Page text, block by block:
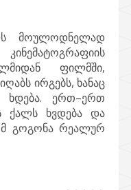
მოულოდნელად
ფილმში,
ირგებს, ხანაც
ხდება. ერთ–ერთ
ქალს ხვდება და
გოგონა რეალურ